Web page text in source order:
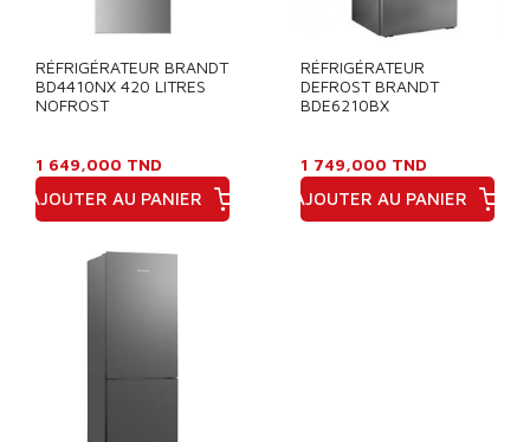
RÉFRIGÉRATEUR BRANDT
BD4410NX 420 LITRES
NOFROST
1 649,000 TND
AJOUTER AU PANIER
RÉFRIGÉRATEUR
DEFROST BRANDT
BDE6210BX
1 749,000 TND
AJOUTER AU PANIER